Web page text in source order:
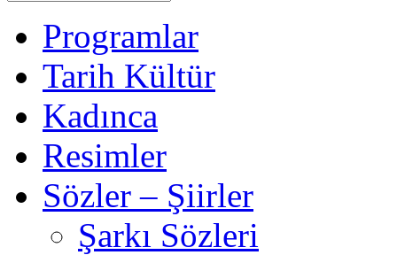
Programlar
Tarih Kültür
Kadınca
Resimler
Sözler – Şiirler
Şarkı Sözleri